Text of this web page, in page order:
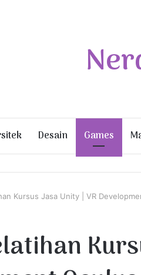
Desain Games
Kursus Jasa Unity | VR